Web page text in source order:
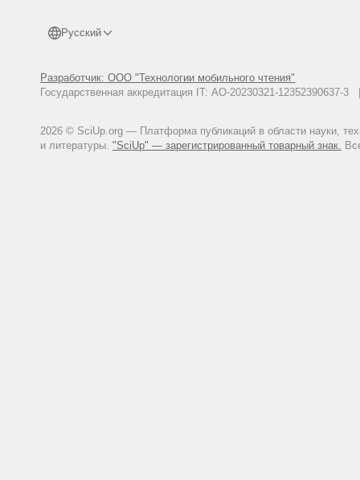
Русский
Разработчик: ООО "Технологии мобильного чтения"
Государственная аккредитация IT: АО-20230321-
2026 © SciUp.org — Платформа публикаций в области науки,
и литературы. "SciUp" — зарегистрированный товарный знак.